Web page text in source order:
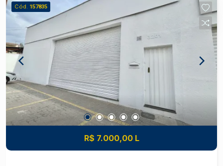
Cód. 157835
R$ 7.000,00 L